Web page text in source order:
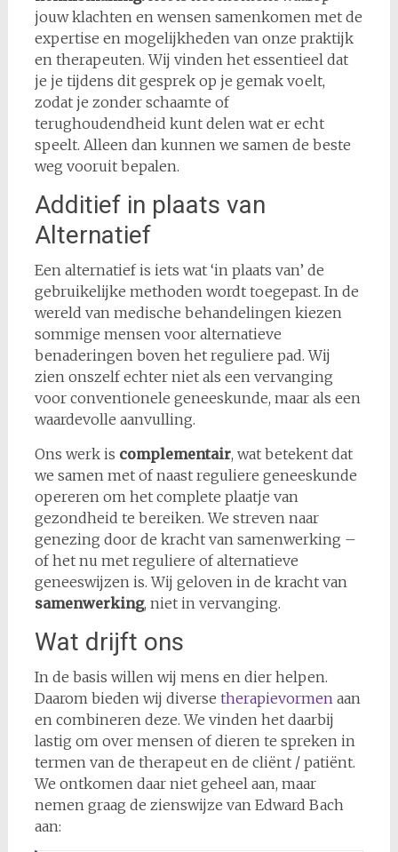
jouw klachten en wensen samenkomen met de
expertise en mogelijkheden van onze praktijk
en therapeuten. Wij vinden het essentieel dat
je je tijdens dit gesprek op je gemak voelt,
zodat je zonder schaamte of
terughoudendheid kunt delen wat er echt
speelt. Alleen dan kunnen we samen de beste
weg vooruit bepalen.
Additief in plaats van
Alternatief
Een alternatief is iets wat ‘in plaats van’ de
gebruikelijke methoden wordt toegepast. In de
wereld van medische behandelingen kiezen
sommige mensen voor alternatieve
benaderingen boven het reguliere pad. Wij
zien onszelf echter niet als een vervanging
voor conventionele geneeskunde, maar als een
waardevolle aanvulling.
Ons werk is complementair, wat betekent dat
we samen met of naast reguliere geneeskunde
opereren om het complete plaatje van
gezondheid te bereiken. We streven naar
genezing door de kracht van samenwerking –
of het nu met reguliere of alternatieve
geneeswijzen is. Wij geloven in de kracht van
samenwerking, niet in vervanging.
Wat drijft ons
In de basis willen wij mens en dier helpen.
Daarom bieden wij diverse therapievormenaan
en combineren deze. We vinden het daarbij
lastig om over mensen of dieren te spreken in
termen van de therapeut en de cliënt / patiënt.
We ontkomen daar niet geheel aan, maar
nemen graag de zienswijze van Edward Bach
aan: